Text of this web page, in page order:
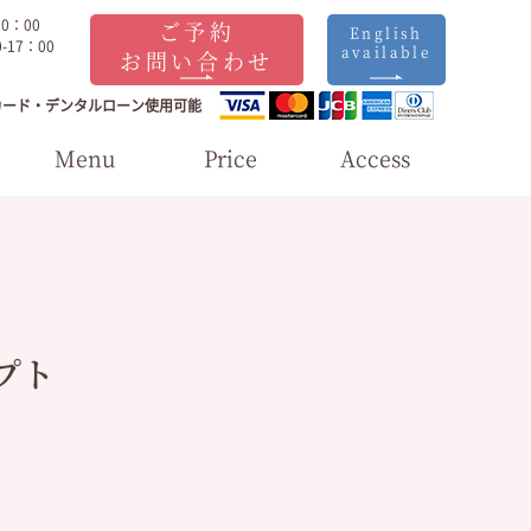
：00
17：00
ご予約
お問い合わせ
English
available
ド・デンタルローン使用可能
Menu Price Access
ト